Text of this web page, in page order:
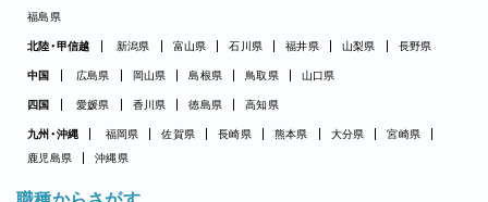
福島県
北陸・甲信越 新潟県 富山県 石川県 福井県 山梨県 長野県
中国 広島県 岡山県 島根県 鳥取県 山口県
四国 愛媛県 香川県 徳島県 高知県
九州・沖縄 福岡県 佐賀県 長崎県 熊本県 大分県
宮崎県
鹿児島県
沖縄県